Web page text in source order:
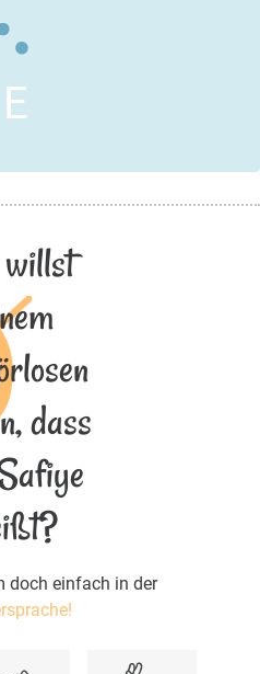
E
dass
doch einfach in der